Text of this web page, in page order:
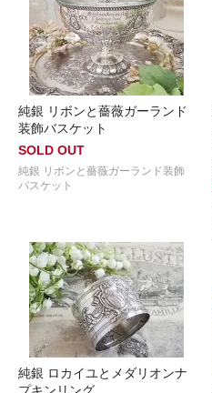
純銀 リボンと薔薇ガーランド
装飾バスケット
SOLD OUT
純銀 リボンと薔薇ガーランド装飾
バスケット
純銀 ロカイユとメダリオンナ
プキンリング